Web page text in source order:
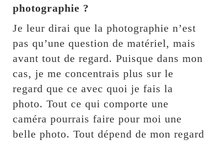
photographie ?
Je leur dirai que la photographie n’est
pas qu’une question de matériel, mais
avant tout de regard. Puisque dans mon
cas, je me concentrais plus sur le
regard que ce avec quoi je fais la
photo. Tout ce qui comporte une
caméra pourrais faire pour moi une
belle photo. Tout dépend de mon regard